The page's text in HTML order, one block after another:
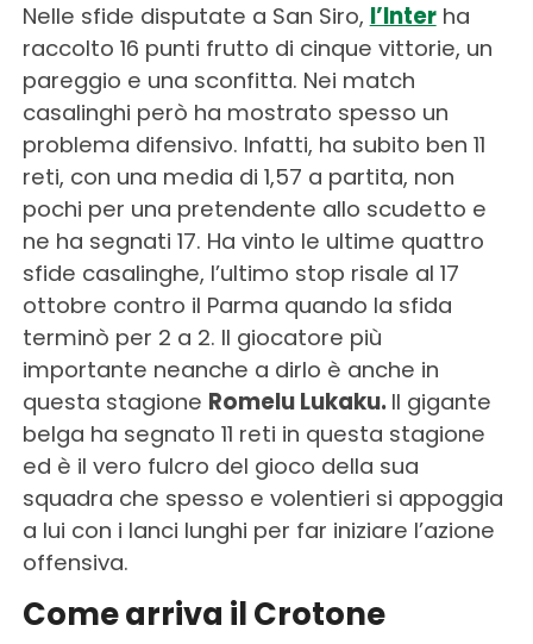
Nelle sfide disputate a San Siro, l’Interha
raccolto 16 punti frutto di cinque vittorie, un
pareggio e una sconfitta. Nei match
casalinghi però ha mostrato spesso un
problema difensivo. Infatti, ha subito ben 11
reti, con una media di 1,57 a partita, non
pochi per una pretendente allo scudetto e
ne ha segnati 17. Ha vinto le ultime quattro
sfide casalinghe, l’ultimo stop risale al 17
ottobre contro il Parma quando la sfida
terminò per 2 a 2. Il giocatore più
importante neanche a dirlo è anche in
questa stagione Romelu Lukaku. Il gigante
belga ha segnato 11 reti in questa stagione
ed è il vero fulcro del gioco della sua
squadra che spesso e volentieri si appoggia
a lui con i lanci lunghi per far iniziare l’azione
offensiva.
Come arriva il Crotone